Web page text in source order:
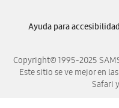
Copyright© 1995-2025
Este sitio se ve mejor en
Safari
Ayuda para accesibilidad